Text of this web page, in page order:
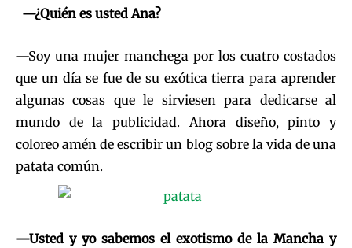
—¿Quién es usted Ana?
—Soy una mujer manchega por los cuatro costados
que un día se fue de su exótica tierra para aprender
algunas cosas que le sirviesen para dedicarse al
mundo de la publicidad. Ahora diseño, pinto y
coloreo amén de escribir un blog sobre la vida de una
patata común.
—Usted y yo sabemos el exotismo de la Mancha y